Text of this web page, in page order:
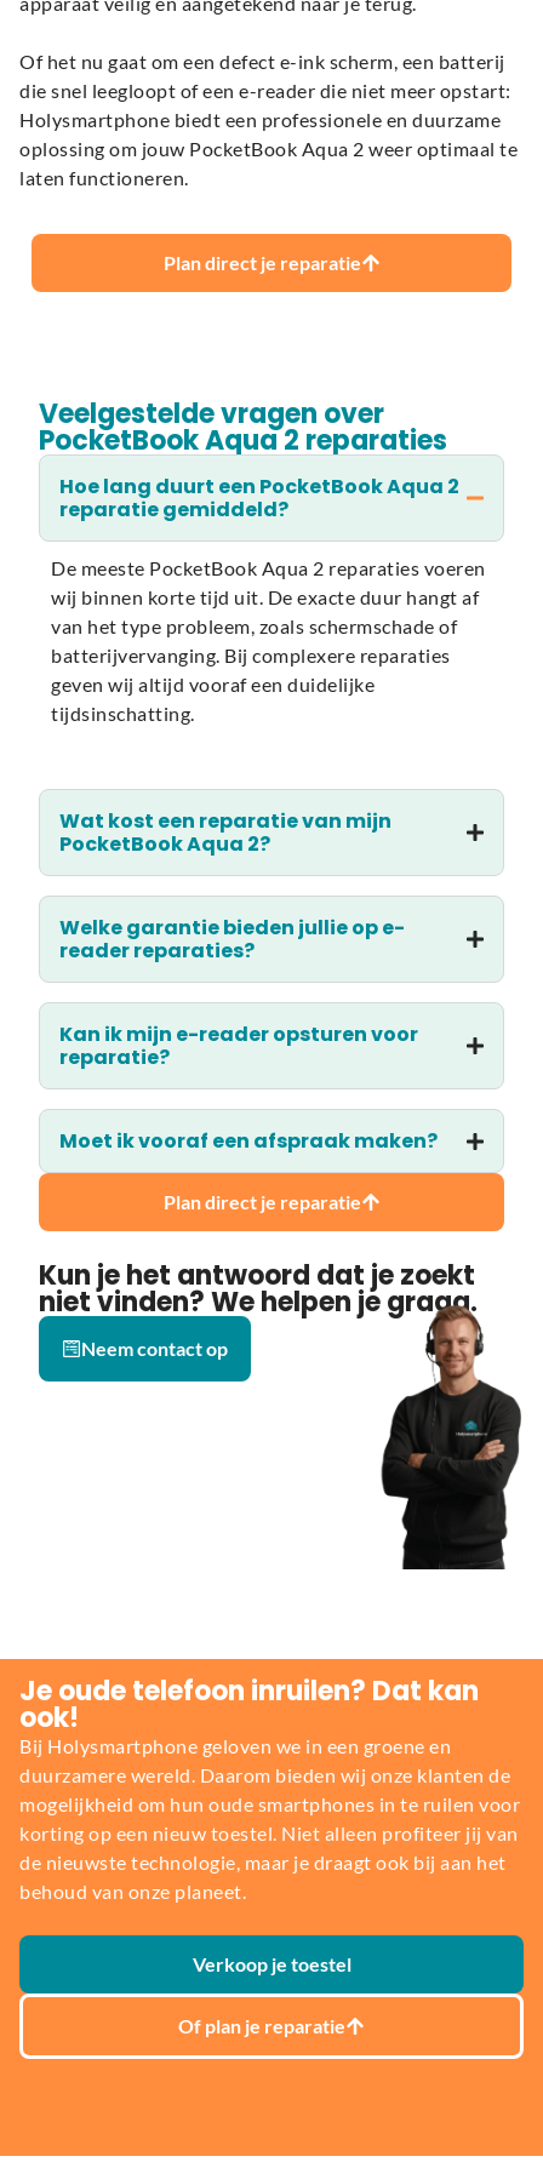
Of het nu gaat om een defect e-ink scherm, een batterij
die snel leegloopt of een e-reader die niet meer opstart:
Holysmartphone biedt een professionele en duurzame
oplossing om jouw PocketBook Aqua 2 weer optimaal te
laten functioneren.
Plan direct je reparatie
Veelgestelde vragen over
PocketBook Aqua 2 reparaties
Hoe lang duurt een PocketBook Aqua 2
reparatie gemiddeld?
De meeste PocketBook Aqua 2 reparaties voeren
wij binnen korte tijd uit. De exacte duur hangt af
van het type probleem, zoals schermschade of
batterijvervanging. Bij complexere reparaties
geven wij altijd vooraf een duidelijke
tijdsinschatting.
Wat kost een reparatie van mijn
PocketBook Aqua 2?
Welke garantie bieden jullie op e-
reader reparaties?
Kan ik mijn e-reader opsturen voor
reparatie?
Moet ik vooraf een afspraak maken?
Plan direct je reparatie
Kun je het antwoord dat je zoekt
niet vinden? We helpen je graag.
Neem contact op
Je oude telefoon inruilen? Dat kan
ook!
Bij Holysmartphone geloven we in een groene en
duurzamere wereld. Daarom bieden wij onze klanten de
mogelijkheid om hun oude smartphones in te ruilen voor
korting op een nieuw toestel. Niet alleen profiteer jij van
de nieuwste technologie, maar je draagt ook bij aan het
behoud van onze planeet.
Verkoop je toestel
Of plan je reparatie